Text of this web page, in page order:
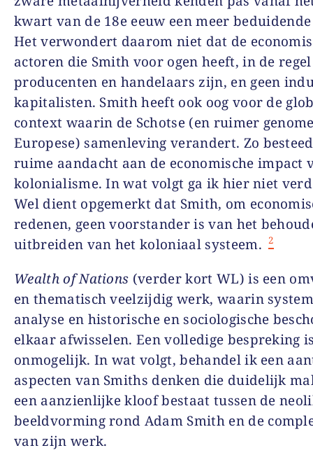
kwart van de 18e eeuw een meer
Het verwondert daarom niet dat de
actoren die Smith voor ogen heeft, in de
producenten en handelaars zijn, en geen
kapitalisten. Smith heeft ook oog voor de
context waarin de Schotse (en ruimer
Europese) samenleving verandert. Zo
ruime aandacht aan de economische impact
kolonialisme. In wat volgt ga ik hier niet
Wel dient opgemerkt dat Smith, om
redenen, geen voorstander is van het
uitbreiden van het koloniaal systeem. 2
Wealth of Nations (verder kort WL) is een
en thematisch veelzijdig werk, waarin
analyse en historische en sociologische
elkaar afwisselen. Een volledige bespreking
onmogelijk. In wat volgt, behandel ik een
aspecten van Smiths denken die duidelijk
een aanzienlijke kloof bestaat tussen de
beeldvorming rond Adam Smith en de
van zijn werk.